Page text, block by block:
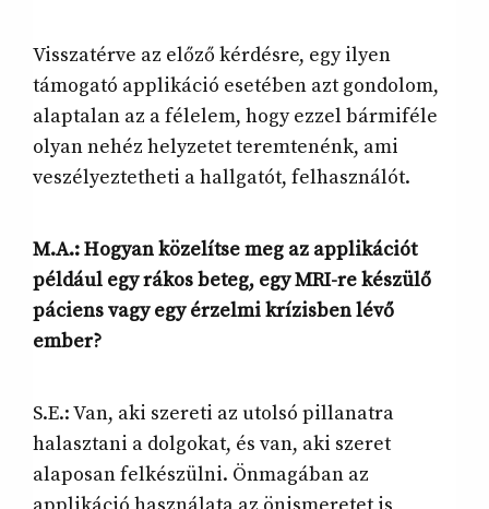
Visszatérve az előző kérdésre, egy ilyen
támogató applikáció esetében azt gondolom,
alaptalan az a félelem, hogy ezzel bármiféle
olyan nehéz helyzetet teremtenénk, ami
veszélyeztetheti a hallgatót, felhasználót.
M.A.: Hogyan közelítse meg az applikációt
például egy rákos beteg, egy MRI-re készülő
páciens vagy egy érzelmi krízisben lévő
ember?
S.E.: Van, aki szereti az utolsó pillanatra
halasztani a dolgokat, és van, aki szeret
alaposan felkészülni. Önmagában az